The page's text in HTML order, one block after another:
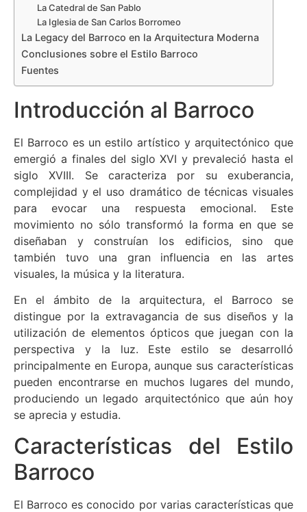
La Catedral de San Pablo
La Iglesia de San Carlos Borromeo
La Legacy del Barroco en la Arquitectura Moderna
Conclusiones sobre el Estilo Barroco
Fuentes
Introducción al Barroco
El Barroco es un estilo artístico y arquitectónico que
emergió a finales del siglo XVI y prevaleció hasta el
siglo XVIII. Se caracteriza por su exuberancia,
complejidad y el uso dramático de técnicas visuales
para evocar una respuesta emocional. Este
movimiento no sólo transformó la forma en que se
diseñaban y construían los edificios, sino que
también tuvo una gran influencia en las artes
visuales, la música y la literatura.
En el ámbito de la arquitectura, el Barroco se
distingue por la extravagancia de sus diseños y la
utilización de elementos ópticos que juegan con la
perspectiva y la luz. Este estilo se desarrolló
principalmente en Europa, aunque sus características
pueden encontrarse en muchos lugares del mundo,
produciendo un legado arquitectónico que aún hoy
se aprecia y estudia.
Características del Estilo
Barroco
El Barroco es conocido por varias características que